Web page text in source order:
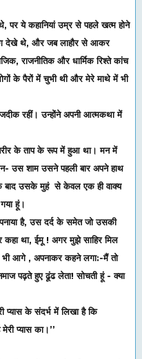
पर ये कहानियां उम्र से पहले खत्म होने
देखे थे, और जब लाहौर से आकर
राजनीतिक और धार्मिक रिश्ते कांच
के पैरों में चुभी थी और मेरे माथे में भी
रहीं। उन्होंने अपनी आत्मकथा में
के ताप के रूप में हुआ था। मन में
उस शाम उसने पहली बार अपने हाथ
बाद उसके मुहं से केवल एक ही वाक्य
हूं।
है, उस दर्द के समेत जो उसकी
था, ईमू ! अगर मुझे साहिर मिल
आगे , अपनाकर कहने लगा:-मैं तो
पढ़ते हुए ढूंढ लेता! सोचती हूं - क्या
प्यास के संदर्भ में लिखा है कि
प्यास का।’’